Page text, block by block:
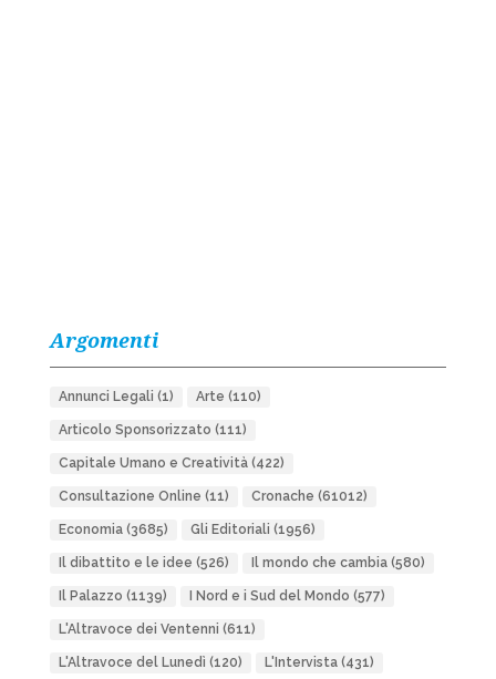
Argomenti
Annunci Legali (1) Arte (110)
Articolo Sponsorizzato (111)
Capitale Umano e Creatività(422)
Consultazione Online (11) Cronache (61012)
Economia(3685) Gli Editoriali (1956)
Il dibattito e le idee (526) Il mondo che cambia(580)
Il Palazzo (1139) I Nord e i Sud del Mondo (577)
L'Altravoce dei Ventenni (611)
L'Altravoce del Lunedì (120) L'Intervista(431)